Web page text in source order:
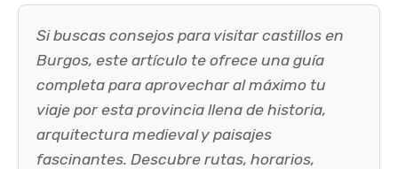
Si buscas consejos para visitar castillos en
Burgos, este artículo te ofrece una guía
completa para aprovechar al máximo tu
viaje por esta provincia llena de historia,
arquitectura medieval y paisajes
fascinantes. Descubre rutas, horarios,